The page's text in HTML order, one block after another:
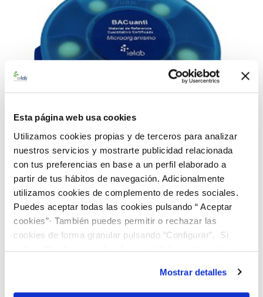
Esta página web usa cookies
Utilizamos cookies propias y de terceros para analizar
nuestros servicios y mostrarte publicidad relacionada
con tus preferencias en base a un perfil elaborado a
partir de tus hábitos de navegación. Adicionalmente
utilizamos cookies de complemento de redes sociales.
Puedes aceptar todas las cookies pulsando “ Aceptar
cookies”· También puedes permitir o rechazar las
cookies de forma granular pulsando “Configurar”. Si
pulsas “Rechazar cookies”, equivaldrá a rechazar la
son indispensables para que el sitio web funcione y que
por tanto no se pueden desactivar. Puedes consultar
Mostrar detalles
990174 BACuanti Rango Alto E. coli CECT 516
187,00 €
AÑADIR AL CARRITO